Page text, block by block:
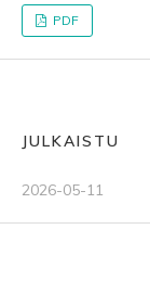
PDF
JULKAISTU
2026-05-11